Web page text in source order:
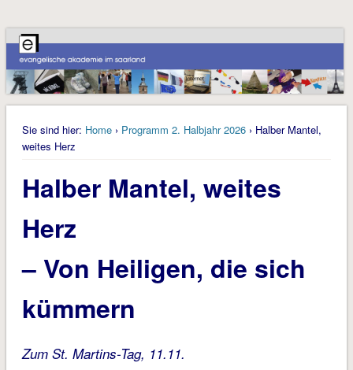
Sie sind hier: Home› Programm 2. Halbjahr 2026› Halber Mantel,
weites Herz
Halber Mantel, weites
Herz
– Von Heiligen, die sich
kümmern
Zum St. Martins-Tag, 11.11.